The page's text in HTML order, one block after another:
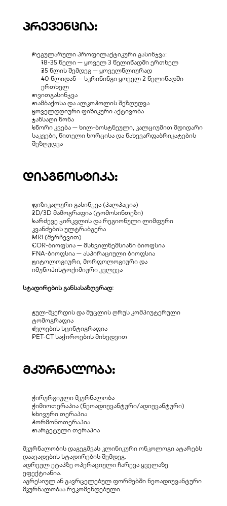
პრევენცია:
რეგულარული პროფილაქტიკური გასინჯვა:
18-35 წელი — ყოველ 3 წელიწადში ერთხელ
35 წლის შემდეგ — ყოველწლიურად
40 წლიდან — სკრინინგი ყოველ 2 წელიწადში
ერთხელ
თვითგასინჯვა
თამბაქოსა და ალკოჰოლის შეზღუდვა
ყოველდღიური ფიზიკური აქტივობა
ჯანსაღი წონა
სწორი კვება — ხილ-ბოსტნეული, კალციუმით მდიდარი
საკვები, წითელი ხორცისა და ნახევარფაბრიკატების
შეზღუდვა
დიაგნოსტიკა:
ფიზიკალური გასინჯვა (პალპაცია)
2D/3D მამოგრაფია (ტომოსინთეზი)
სარძევე ჯირკვლის და რეგიონული ლიმფური
კვანძების ულტრაბგერა
MRI (შერჩევით)
COR-ბიოფსია — მსხვილნემსიანი ბიოფსია
FNA-ბიოფსია — ასპირაციული ბიოფსია
ციტოლოგიური, მორფოლოგიური და
იმუნოჰისტოქიმიური კვლევა
სტადირების განსასაზღვრად:
გულ-მკერდის და მუცლის ღრუს კომპიუტერული
ტომოგრაფია
ძვლების სცინტიგრაფია
PET-CT საჭიროების მიხედვით
მკურნალობა:
ქირურგიული მკურნალობა
ქიმიოთერაპია (ნეოადიუვანტური/ადიუვანტური)
სხივური თერაპია
ჰორმონოთერაპია
თარგეტული თერაპია
მკურნალობის დაგეგმვას კლინიკური ონკოლოგი ატარებს
დაავადების სტადირების შემდეგ.
ადრეულ ეტაპზე ოპერაციული ჩარევა ყველაზე
ეფექტიანია.
აგრესიულ ან გავრცელებულ ფორმებში ნეოადიუვანტური
მკურნალობაა რეკომენდებული.